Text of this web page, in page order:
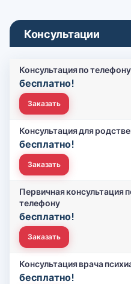
Консультации
Консультация по телефону
бесплатно!
Заказать
Консультация для
бесплатно!
Заказать
Первичная консультация
телефону
бесплатно!
Заказать
Консультация врача
бесплатно!